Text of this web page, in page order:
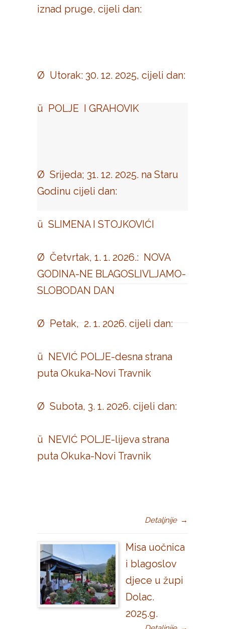
iznad pruge, cijeli dan:
Ø Utorak: 30. 12. 2025, cijeli dan:
ü POLJE I GRAHOVIK
Ø Srijeda; 31. 12. 2025. na Staru
Godinu cijeli dan:
ü SLIMENA I STOJKOVIĆI
Ø Četvrtak, 1. 1. 2026.: NOVA
GODINA-NE BLAGOSLIVLJAMO-
SLOBODAN DAN
Ø Petak, 2. 1. 2026. cijeli dan:
ü NEVIĆ POLJE-desna strana
puta Okuka-Novi Travnik
Ø Subota, 3. 1. 2026. cijeli dan:
ü NEVIĆ POLJE-lijeva strana
puta Okuka-Novi Travnik
Detaljnije →
Misa uočnica
i blagoslov
djece u župi
Dolac.
2025.g.